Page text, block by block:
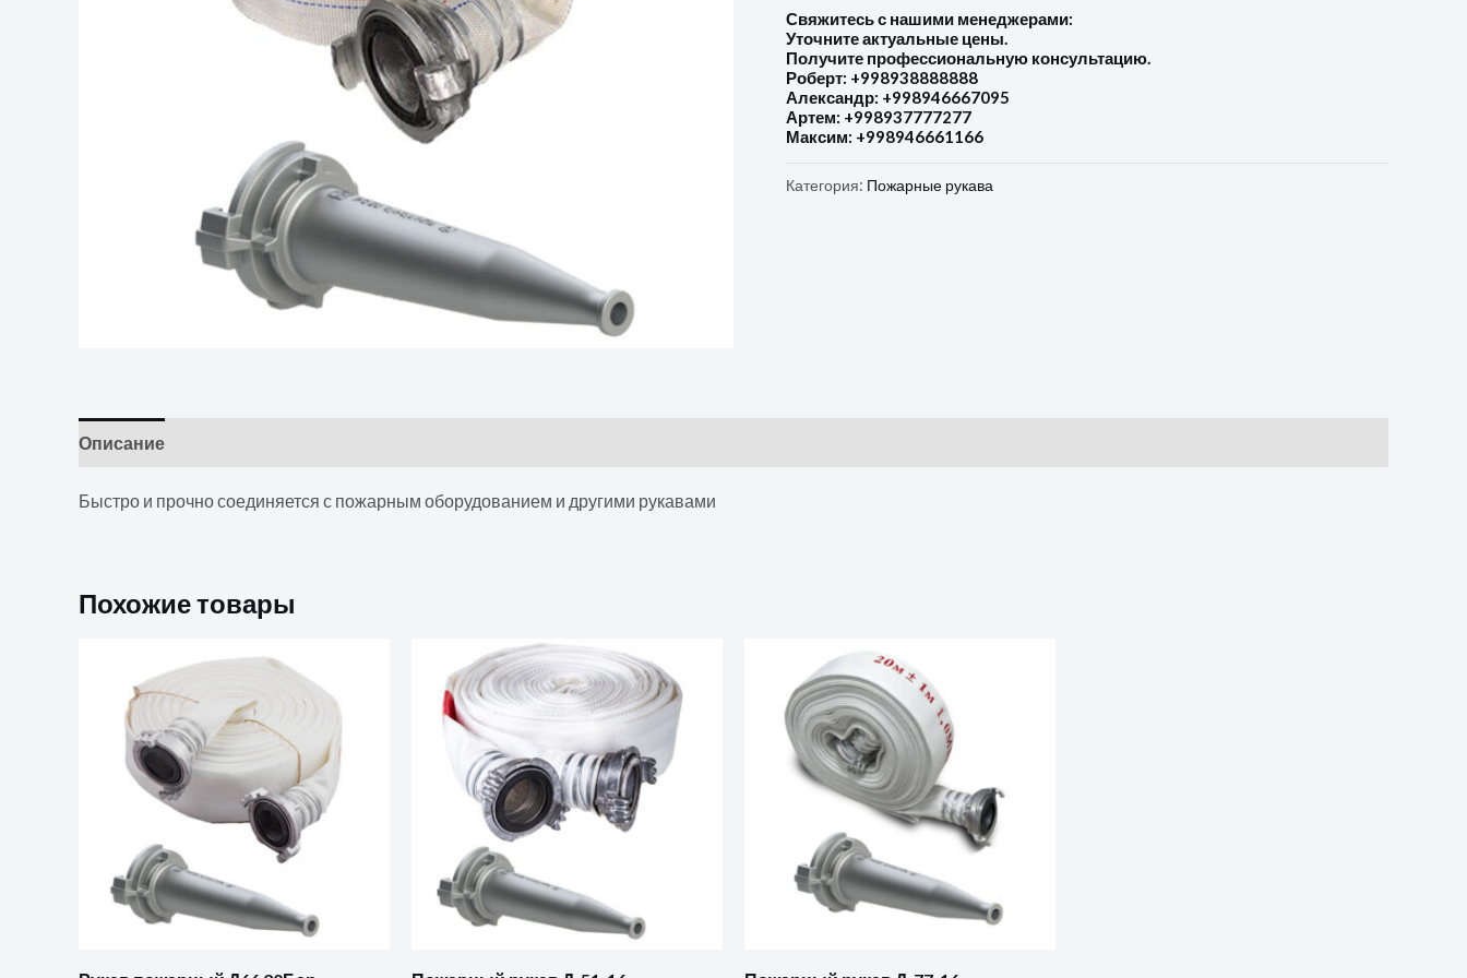
Свяжитесь с нашими менеджерами:
Уточните актуальные цены.
Получите профессиональную консультацию.
Роберт: +998938888888
Александр: +998946667095
Артем: +998937777277
Максим: +998946661166
Категория: Пожарные рукава
Описание
Быстро и прочно соединяется с пожарным оборудованием и другими рукавами
Похожие товары